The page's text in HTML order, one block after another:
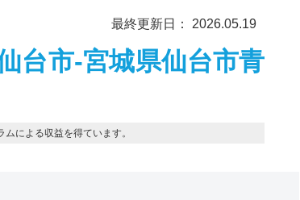
最終更新日： 2026.05.19
台市-宮城県仙台市青
による収益を得ています。